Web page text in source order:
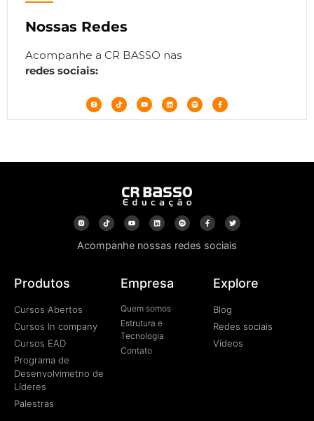
Nossas Redes
Acompanhe a CR BASSO nas
redes sociais:
Acompanhe nossas redes sociais
Produtos
Cursos Abertos
Cursos In company
Cursos EAD
Programa de
Desenvolvimetno de
Líderes
Palestras
Empresa
Quem somos
Estrutura e
Tecnologia
Contato
Explore
Blog
Redes sociais
Vídeos